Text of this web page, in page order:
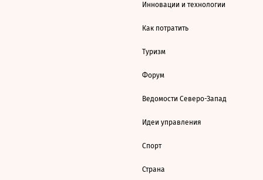
Инновации и технологии
Как потратить
Туризм
Форум
Ведомости Северо-Запад
Идеи управления
Спорт
Страна